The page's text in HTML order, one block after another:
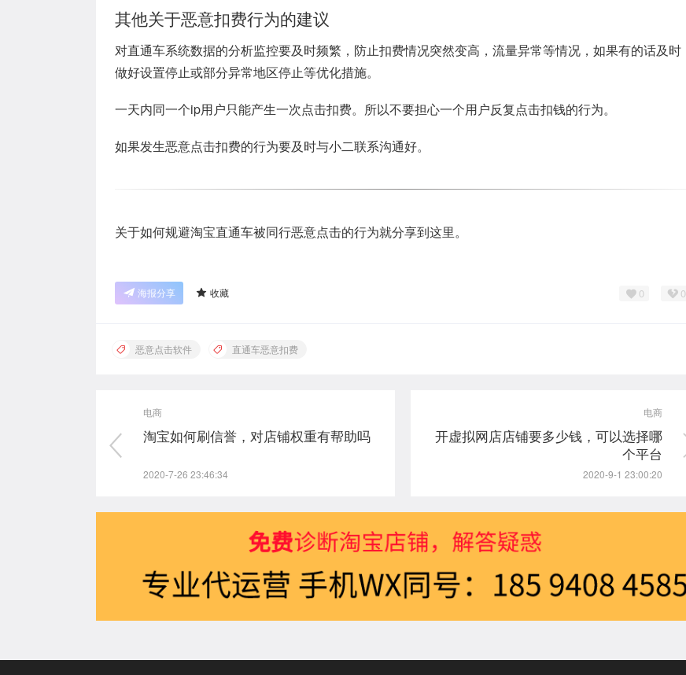
其他关于恶意扣费行为的建议
对直通车系统数据的分析监控要及时频繁，防止扣费情况突然变高，流量异常等情况，如果有的话及时
做好设置停止或部分异常地区停止等优化措施。
一天内同一个ip用户只能产生一次点击扣费。所以不要担心一个用户反复点击扣钱的行为。
如果发生恶意点击扣费的行为要及时与小二联系沟通好。
关于如何规避淘宝直通车被同行恶意点击的行为就分享到这里。
海报分享 收藏 0 0
恶意点击软件 直通车恶意扣费
电商
淘宝如何刷信誉，对店铺权重有帮助吗
2020-7-26 23:46:34
电商
开虚拟网店店铺要多少钱，可以选择哪
个平台
2020-9-1 23:00:20